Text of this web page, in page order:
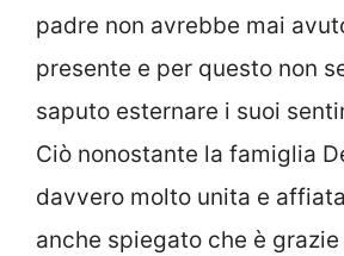
padre non avrebbe mai
presente e per questo non
saputo esternare i suoi
Ciò nonostante la famiglia
davvero molto unita e
anche spiegato che è